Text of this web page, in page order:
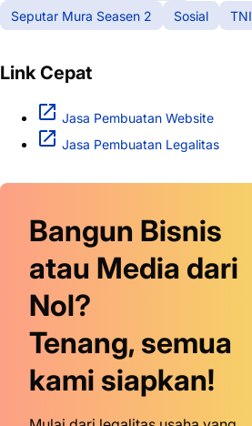
Seputar Mura Seasen 2
Sosial TNI
Link Cepat
Jasa Pembuatan Website
Jasa Pembuatan Legalitas
Bangun Bisnis
atau Media dari
Nol?
Tenang, semua
kami siapkan!